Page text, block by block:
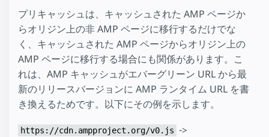
プリキャッシュは、キャッシュされた AMP ページか
らオリジン上の非 AMP ページに移行するだけでな
く、キャッシュされた AMP ページからオリジン上の
AMP ページに移行する場合にも関係があります。こ
れは、AMP キャッシュがエバーグリーン URL から最
新のリリースバージョンに AMP ランタイム URL を書
き換えるためです。以下にその例を示します。
https://cdn.ampproject.org/v0.js ->